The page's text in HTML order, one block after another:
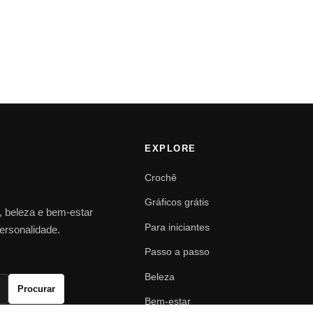
beleza e bem-estar
Procurar
EXPLORE
Crochê
Gráficos grátis
Para iniciantes
Passo a passo
Beleza
Bem-estar